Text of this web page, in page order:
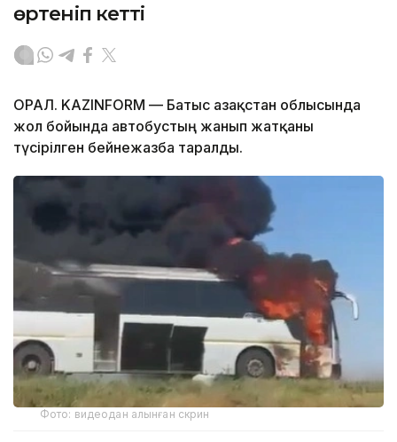
өртеніп кетті
ОРАЛ. KAZINFORM — Батыс Қазақстан облысында
жол бойында автобустың жанып жатқаны
түсірілген бейнежазба таралды.
Фото: видеодан алынған скрин